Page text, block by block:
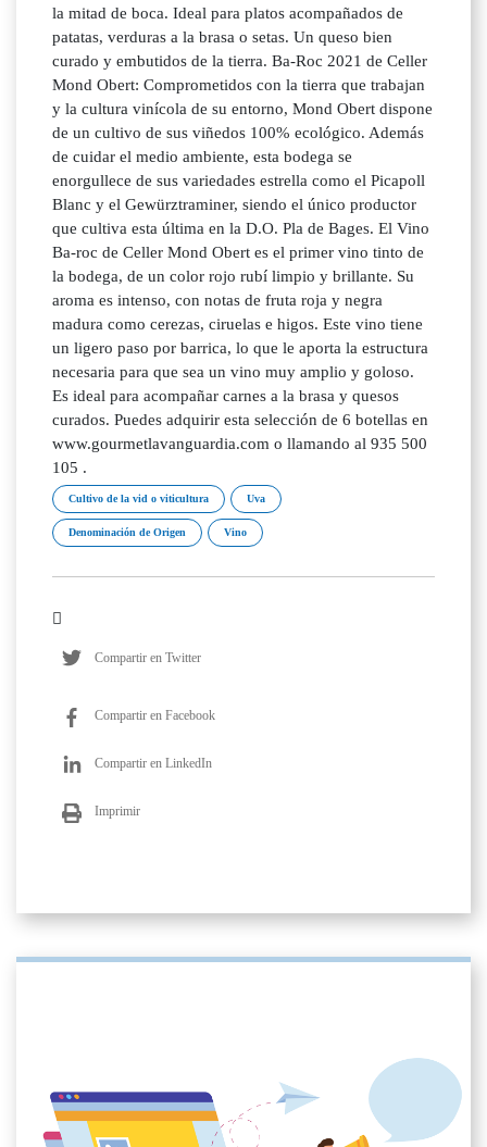
la mitad de boca. Ideal para platos acompañados de
patatas, verduras a la brasa o setas. Un queso bien
curado y embutidos de la tierra. Ba-Roc 2021 de Celler
Mond Obert: Comprometidos con la tierra que trabajan
y la cultura vinícola de su entorno, Mond Obert dispone
de un cultivo de sus viñedos 100% ecológico. Además
de cuidar el medio ambiente, esta bodega se
enorgullece de sus variedades estrella como el Picapoll
Blanc y el Gewürztraminer, siendo el único productor
que cultiva esta última en la D.O. Pla de Bages. El Vino
Ba-roc de Celler Mond Obert es el primer vino tinto de
la bodega, de un color rojo rubí limpio y brillante. Su
aroma es intenso, con notas de fruta roja y negra
madura como cerezas, ciruelas e higos. Este vino tiene
un ligero paso por barrica, lo que le aporta la estructura
necesaria para que sea un vino muy amplio y goloso.
Es ideal para acompañar carnes a la brasa y quesos
curados. Puedes adquirir esta selección de 6 botellas en
www.gourmetlavanguardia.com o llamando al 935 500
105 .
Cultivo de la vid o viticultura Uva
Denominación de Origen Vino
Compartir en Twitter
Compartir en Facebook
Compartir en LinkedIn
Imprimir